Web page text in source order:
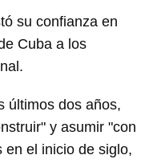
su confianza en
Cuba a los
últimos dos años,
y asumir "con
en el inicio de siglo,